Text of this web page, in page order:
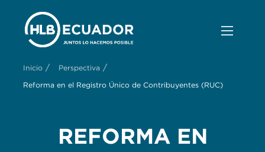
Inicio / Perspectiva /
Reforma en el Registro Único de Contribuyentes (RUC)
REFORMA EN